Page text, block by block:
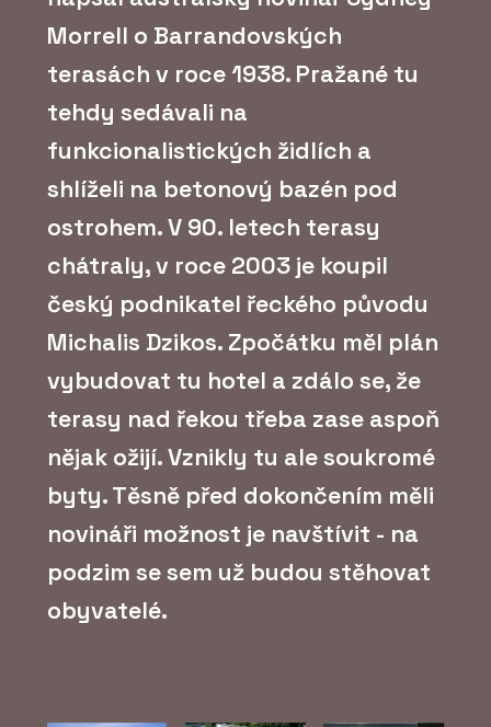
Morrell o Barrandovských
terasách v roce 1938. Pražané tu
tehdy sedávali na
funkcionalistických židlích a
shlíželi na betonový bazén pod
ostrohem. V 90. letech terasy
chátraly, v roce 2003 je koupil
český podnikatel řeckého původu
Michalis Dzikos. Zpočátku měl plán
vybudovat tu hotel a zdálo se, že
terasy nad řekou třeba zase aspoň
nějak ožijí. Vznikly tu ale soukromé
byty. Těsně před dokončením měli
novináři možnost je navštívit - na
podzim se sem už budou stěhovat
obyvatelé.